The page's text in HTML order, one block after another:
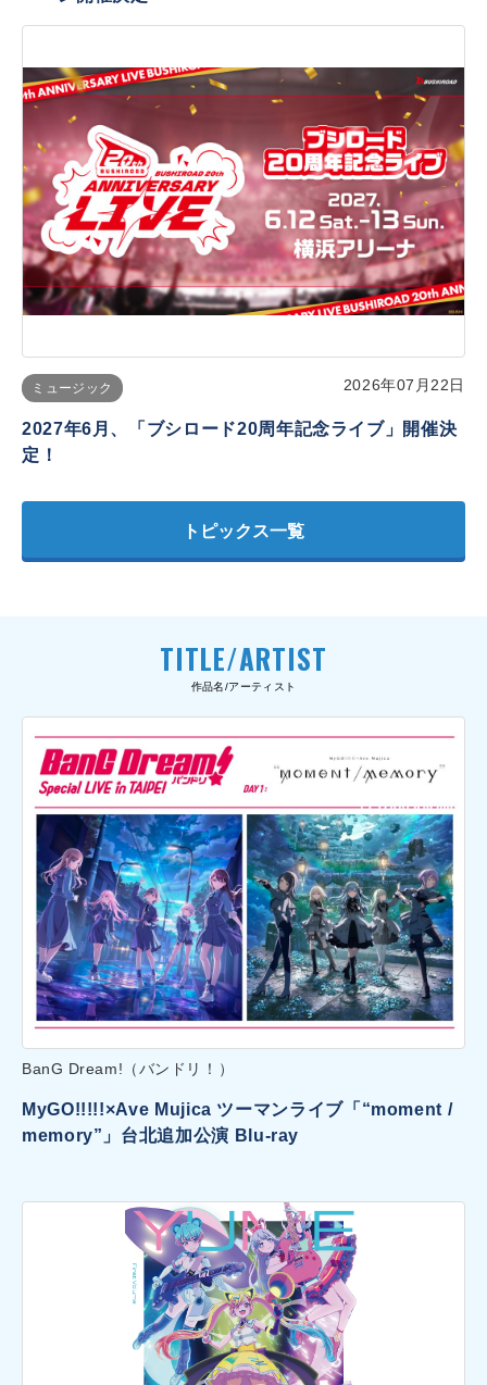
ミュージック 2026年07月22日
2027年6月、「ブシロード20周年記念ライブ」開催決
定！
トピックス一覧
TITLE/ARTIST
作品名/アーティスト
BanG Dream!（バンドリ！）
MyGO!!!!!×Ave Mujica ツーマンライブ「“moment /
memory”」台北追加公演 Blu-ray